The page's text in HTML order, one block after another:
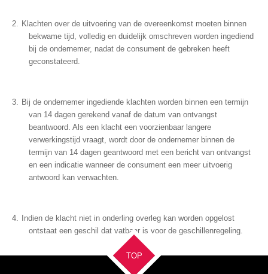
Klachten over de uitvoering van de overeenkomst moeten binnen
bekwame tijd, volledig en duidelijk omschreven worden ingediend
bij de ondernemer, nadat de consument de gebreken heeft
geconstateerd.
Bij de ondernemer ingediende klachten worden binnen een termijn
van 14 dagen gerekend vanaf de datum van ontvangst
beantwoord. Als een klacht een voorzienbaar langere
verwerkingstijd vraagt, wordt door de ondernemer binnen de
termijn van 14 dagen geantwoord met een bericht van ontvangst
en een indicatie wanneer de consument een meer uitvoerig
antwoord kan verwachten.
Indien de klacht niet in onderling overleg kan worden opgelost
ontstaat een geschil dat vatbaar is voor de geschillenregeling.
TOP